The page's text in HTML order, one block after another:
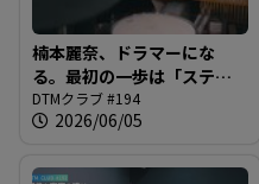
楠本麗奈、ドラマーにな
る。最初の一歩は「スティ
ック」から@DTMクラブ
#194
DTMクラブ #194
2026/06/05